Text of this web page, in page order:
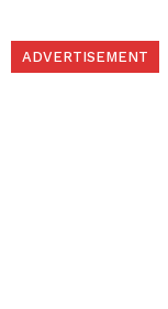
ADVERTISEMENT